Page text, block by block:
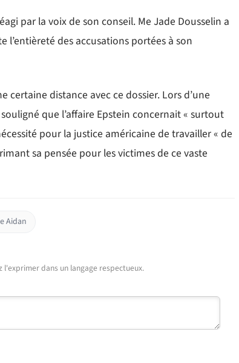
par la voix de son conseil. Me Jade Dousselin a
des accusations portées à son
distance avec ce dossier. Lors d’une
que l’affaire Epstein concernait « surtout
pour la justice américaine de travailler « de
sa pensée pour les victimes de ce vaste
Aidan
dans un langage respectueux.